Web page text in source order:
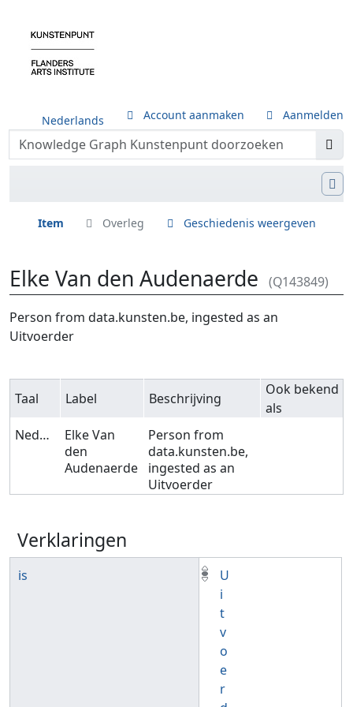
Nederlands Account aanmaken Aanmelden
Item Overleg Geschiedenis weergeven
Elke Van den Audenaerde (Q143849)
Ga naar:navigatie,zoeken
Person from data.kunsten.be, ingested as an
Uitvoerder
Taal Label Beschrijving
Ook bekend
als
Nederlands
Elke Van
den
Audenaerde
Person from
data.kunsten.be,
ingested as an
Uitvoerder
Verklaringen
is
U
i
t
v
o
e
r